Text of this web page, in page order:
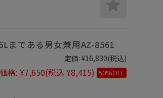
まである男女兼用AZ-8561
定価: ¥16,830(税込)
価格: ¥7,650(税込 ¥8,415) 50%OFF